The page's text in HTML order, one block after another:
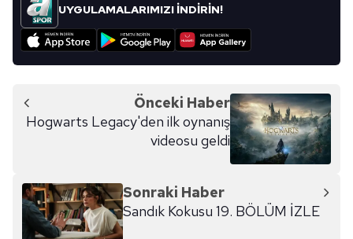
UYGULAMALARIMIZI İNDİRİN!
Önceki Haber
Hogwarts Legacy'den ilk oynanış
videosu geldi
Sonraki Haber
Sandık Kokusu 19. BÖLÜM İZLE